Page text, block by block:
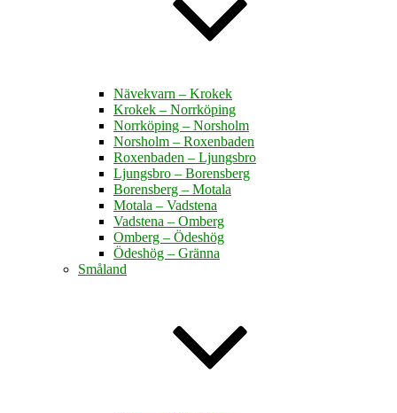
Nävekvarn – Krokek
Krokek – Norrköping
Norrköping – Norsholm
Norsholm – Roxenbaden
Roxenbaden – Ljungsbro
Ljungsbro – Borensberg
Borensberg – Motala
Motala – Vadstena
Vadstena – Omberg
Omberg – Ödeshög
Ödeshög – Gränna
Småland